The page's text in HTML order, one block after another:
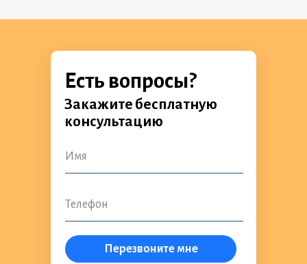
Закажите бесплатную
консультацию
Перезвоните мне
Есть вопросы?